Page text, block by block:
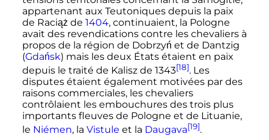
appartenant aux Teutoniques depuis la paix
de Raciąż de 1404, continuaient, la Pologne
avait des revendications contre les chevaliers à
propos de la région de Dobrzyń et de Dantzig
(Gdańsk) mais les deux États étaient en paix
depuis le traité de Kalisz de 1343[18]. Les
disputes étaient également motivées par des
raisons commerciales, les chevaliers
contrôlaient les embouchures des trois plus
importants fleuves de Pologne et de Lituanie,
le Niémen, la Vistule et la Daugava[19].